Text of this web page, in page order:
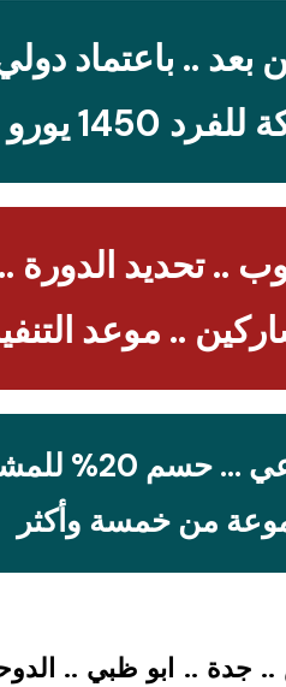
بعد .. باعتماد
1450 يورو
.. تحديد الدورة ..
.. موعد
20% للمشارك
من خمسة وأكثر
.. جدة .. ابو ظبي ..